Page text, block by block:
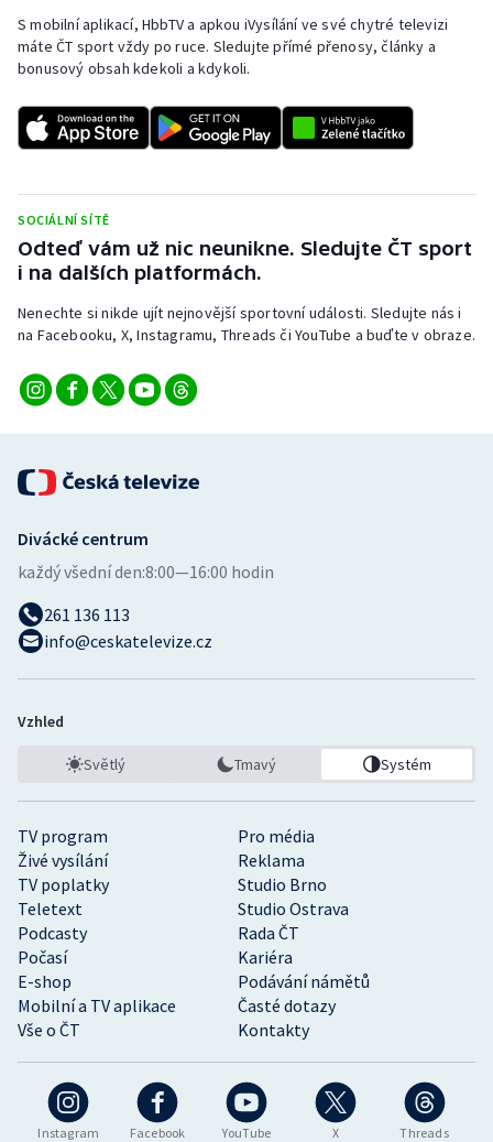
Rychlostní kanoistika
Short track
Sportovní střelba
Triatlon
Veslování
Vodní slalom
Volejbal
Ostatní
S mobilní aplikací, HbbTV a apkou iVysílání ve své chytré televizi
máte ČT sport vždy po ruce. Sledujte přímé přenosy, články a
bonusový obsah kdekoli a kdykoli.
SOCIÁLNÍ SÍTĚ
Odteď vám už nic neunikne. Sledujte ČT sport
i na dalších platformách.
Nenechte si nikde ujít nejnovější sportovní události. Sledujte nás i
na Facebooku, X, Instagramu, Threads či YouTube a buďte v obraze.
Instagram Facebook YouTube X Threads
TV program
Pro média
Živé vysílání
Reklama
TV poplatky
Studio Brno
Teletext
Studio Ostrava
Podcasty
Rada ČT
Počasí
Kariéra
E-shop
Podávání námětů
Mobilní a TV aplikace
Časté dotazy
Vše o ČT
Kontakty
Divácké centrum
každý všední den:8:00—16:00 hodin
261 136 113
info@ceskatelevize.cz
Vzhled
Světlý Tmavý Systém